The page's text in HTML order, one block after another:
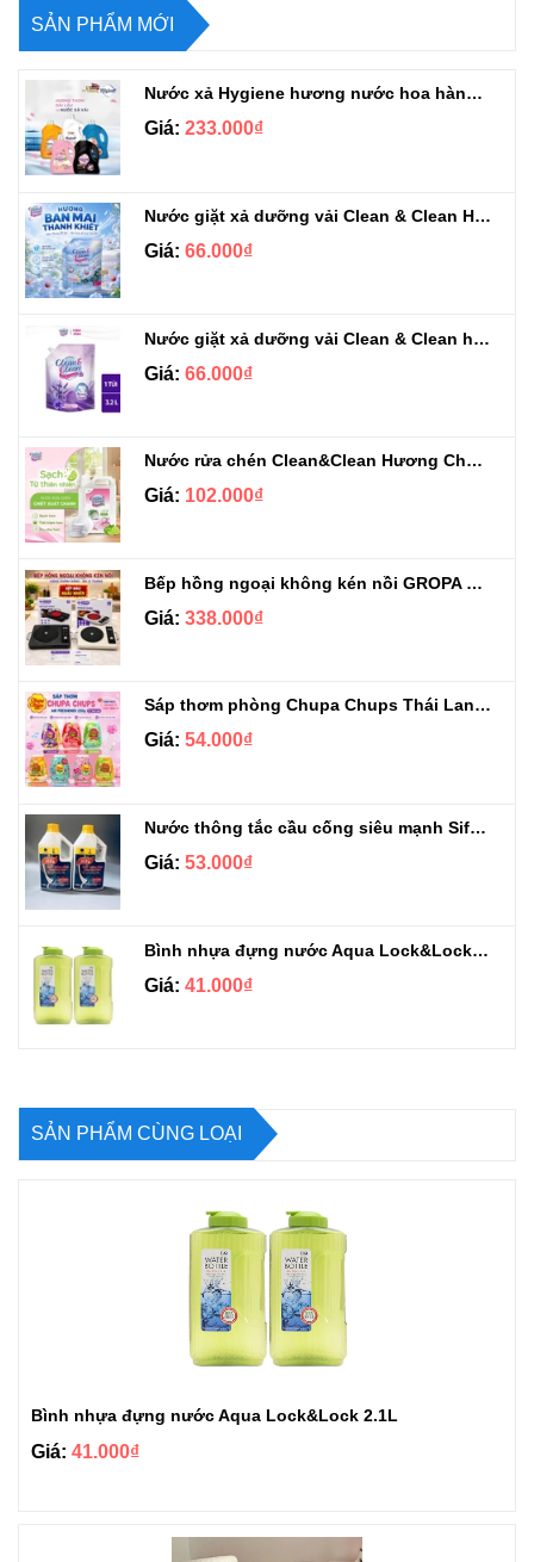
SẢN PHẨM MỚI
Nước xả Hygiene hương nước hoa hàng chuẩn Thái can 3L3
Giá: 233.000₫
Nước giặt xả dưỡng vải Clean & Clean Hương Ban Mai 3.2kg
Giá: 66.000₫
Nước giặt xả dưỡng vải Clean & Clean hương Violet 3.2kg
Giá: 66.000₫
Nước rửa chén Clean&Clean Hương Chanh Can 5L
Giá: 102.000₫
Bếp hồng ngoại không kén nồi GROPA G1-608
Giá: 338.000₫
Sáp thơm phòng Chupa Chups Thái Lan 230g
Giá: 54.000₫
Nước thông tắc cầu cống siêu mạnh Sifa 1.4kg
Giá: 53.000₫
Bình nhựa đựng nước Aqua Lock&Lock 2.1L
Giá: 41.000₫
SẢN PHẨM CÙNG LOẠI
Bình nhựa đựng nước Aqua Lock&Lock 2.1L
Giá: 41.000₫